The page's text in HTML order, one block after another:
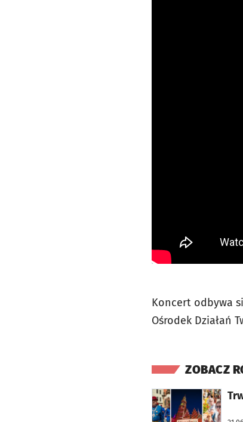
Koncert odbywa
Ośrodek Działań
ZOBACZ
otworzy się w nowej karcie